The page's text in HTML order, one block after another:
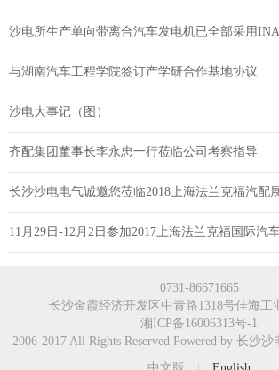
沙电所生产单向带离合汽车发电机已全部采用
与湖南汽车工程学院签订产学研合作基地协议
沙电大事记（图）
齐配集团董事长李永忠一行莅临公司考察指导
长沙沙电电气诚邀您莅临2018上海法兰克福汽配
11月29日-12月2日参加2017上海法兰克福国际汽
0731-86671665
长沙金霞经济开发区中青路1318号佳海工
湘ICP备16006313号-1
2006-2017 All Rights Reserved Powered by 长沙